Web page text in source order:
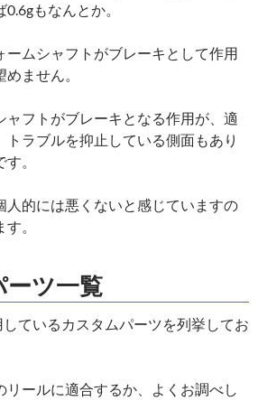
もなんとか。
ームシャフトがブレーキとして作用
ません。
ャフトがブレーキとなる作用が、適
トラブルを抑止している側面もあり
。
人的には悪くないと感じていますの
。
ーツ一覧
ているカスタムパーツを列挙してお
リールに適合するか、よくお調べし